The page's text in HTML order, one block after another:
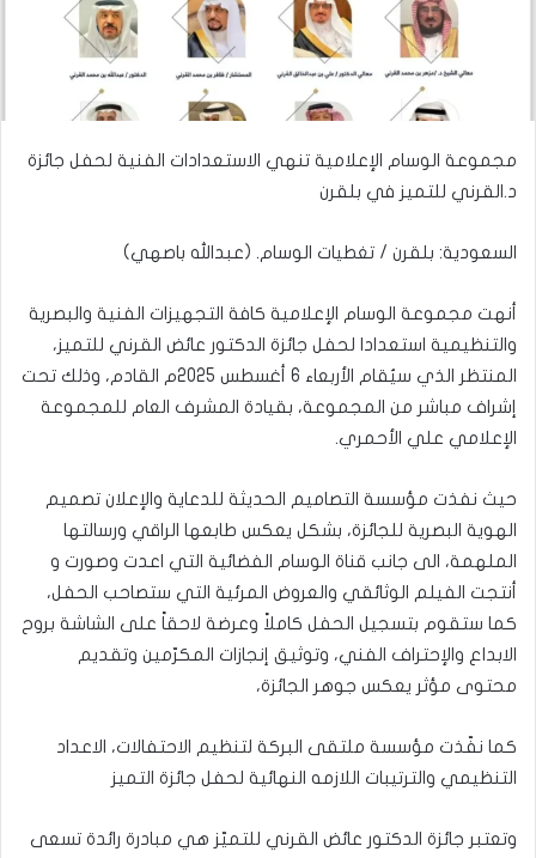
مجموعة الوسام الإعلامية تنهي الاستعدادات الفنية لحفل جائزة
د.القرني للتميز في بلقرن
السعودية: بلقرن / تغطيات الوسام. (عبدالله باصهي)
أنهت مجموعة الوسام الإعلامية كافة التجهيزات الفنية والبصرية
والتنظيمية استعدادا لحفل جائزة الدكتور عائض القرني للتميز،
المنتظر الذي سيُقام الأربعاء 6 أغسطس 2025م القادم، وذلك تحت
إشراف مباشر من المجموعة، بقيادة المشرف العام للمجموعة
الإعلامي علي الأحمري.
حيث نفذت مؤسسة التصاميم الحديثة للدعاية والإعلان تصميم
الهوية البصرية للجائزة، بشكل يعكس طابعها الراقي ورسالتها
الملهمة، الى جانب قناة الوسام الفضائية التي اعدت وصورت و
أنتجت الفيلم الوثائقي والعروض المرئية التي ستصاحب الحفل،
كما ستقوم بتسجيل الحفل كاملاً وعرضة لاحقاً على الشاشة بروح
الابداع والإحتراف الفني، وتوثيق إنجازات المكرّمين وتقديم
محتوى مؤثر يعكس جوهر الجائزة،
كما نفّذت مؤسسة ملتقى البركة لتنظيم الاحتفالات، الاعداد
التنظيمي والترتيبات اللازمه النهائية لحفل جائزة التميز
وتعتبر جائزة الدكتور عائض القرني للتميّز هي مبادرة رائدة تسعى